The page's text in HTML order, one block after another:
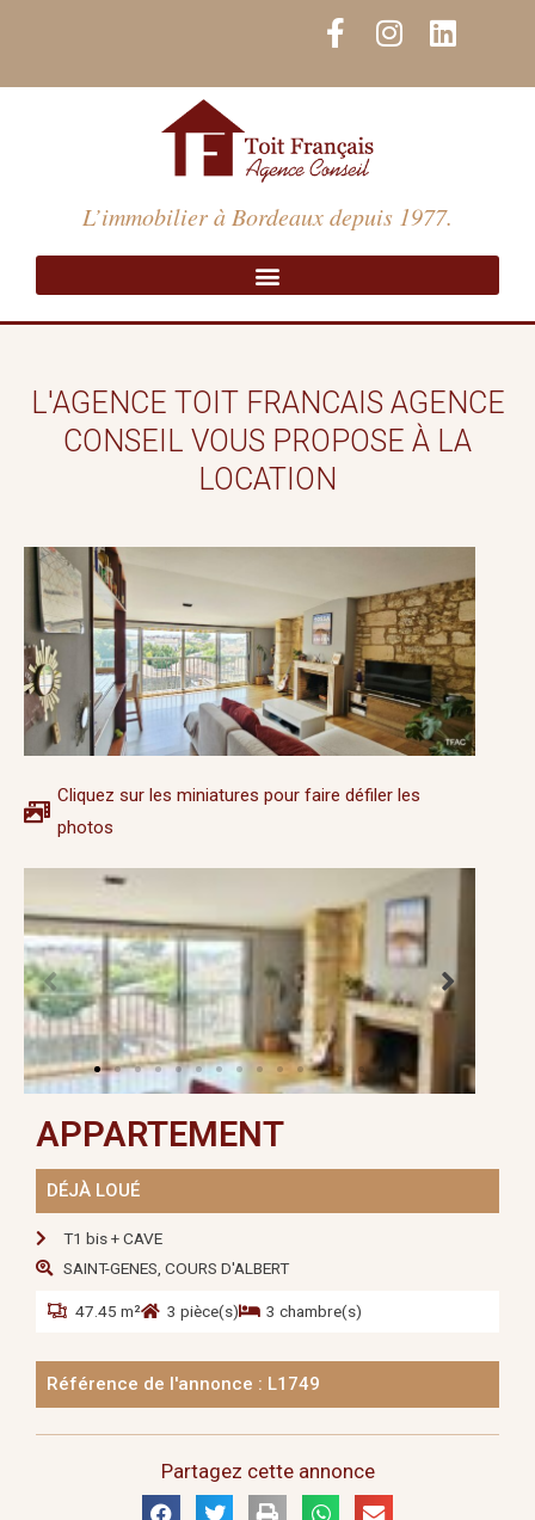
F
a
c
b
o
o
k
-
f
I
n
s
a
m
L
i
n
i
n
L’immobilier à Bordeaux depuis 1977.
L'AGENCE TOIT FRANCAIS AGENCE
CONSEIL VOUS PROPOSE À LA
LOCATION
Cliquez sur les miniatures pour faire défiler les
photos
APPARTEMENT
DÉJÀ LOUÉ
T1 bis + CAVE
SAINT-GENES, COURS D'ALBERT
47.45 m² 3 pièce(s) 3 chambre(s)
Référence de l'annonce : L1749
Partagez cette annonce